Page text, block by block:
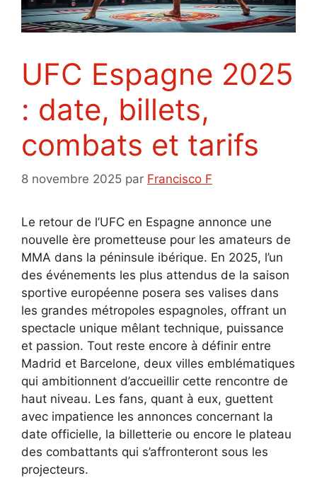
UFC Espagne 2025
: date, billets,
combats et tarifs
8 novembre 2025 par Francisco F
Le retour de l’UFC en Espagne annonce une
nouvelle ère prometteuse pour les amateurs de
MMA dans la péninsule ibérique. En 2025, l’un
des événements les plus attendus de la saison
sportive européenne posera ses valises dans
les grandes métropoles espagnoles, offrant un
spectacle unique mêlant technique, puissance
et passion. Tout reste encore à définir entre
Madrid et Barcelone, deux villes emblématiques
qui ambitionnent d’accueillir cette rencontre de
haut niveau. Les fans, quant à eux, guettent
avec impatience les annonces concernant la
date officielle, la billetterie ou encore le plateau
des combattants qui s’affronteront sous les
projecteurs.